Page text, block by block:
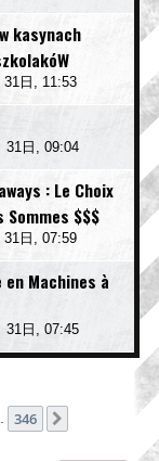
kasynach
31日, 11:53
31日, 09:04
: Le Choix
$$$
31日, 07:59
Machines à
31日, 07:45
346